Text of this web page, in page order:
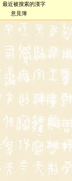
最近被搜索的漢字
意見簿